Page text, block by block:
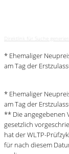
Direktlink für Suche
* Ehemaliger
am Tag der
* Ehemaliger
am Tag der
** Die angegebenen
gesetzlich
hat der WLTP-
für nach diesem